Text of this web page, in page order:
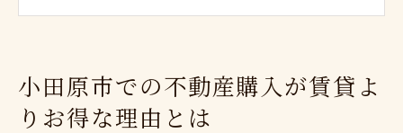
長期的な資産形成を考慮した不動産購入の
利点
小田原市での不動産購入が賃貸よ
りお得な理由とは